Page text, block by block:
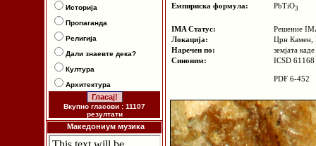
Историја
Пропаганда
Религија
Дали знаевте дека?
Култура
Архитектура
Вкупно гласови : 11107
резултати
Македониум музика
Емпириска формула: PbTiO3
IMA Статус:
Решение
Локација:
Црн Камен,
Наречен по:
земјата
Синоним:
ICSD 61168
PDF 6-452